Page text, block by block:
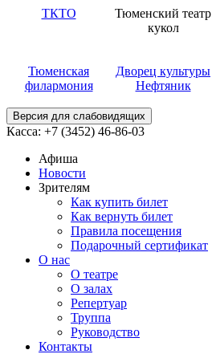
ТКТО
Тюменский театр
кукол
Тюменская
филармония
Дворец культуры
Нефтяник
Версия для слабовидящих
Касса: +7 (3452) 46-86-03
Афиша
Новости
Зрителям
Как купить билет
Как вернуть билет
Правила посещения
Подарочный сертификат
О нас
О театре
О залах
Репертуар
Труппа
Руководство
Контакты